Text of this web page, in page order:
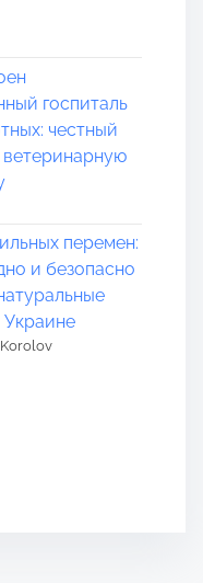
госпиталь
честный
ветеринарную
перемен:
и безопасно